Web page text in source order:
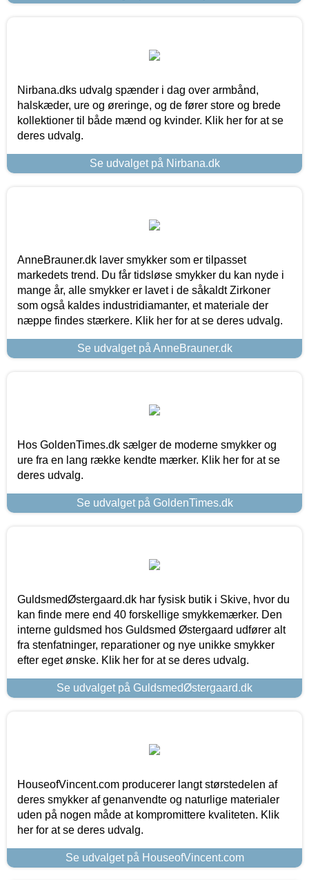
Nirbana.dks udvalg spænder i dag over armbånd,
halskæder, ure og øreringe, og de fører store og brede
kollektioner til både mænd og kvinder. Klik her for at se
deres udvalg.
Se udvalget på Nirbana.dk
AnneBrauner.dk laver smykker som er tilpasset
markedets trend. Du får tidsløse smykker du kan nyde i
mange år, alle smykker er lavet i de såkaldt Zirkoner
som også kaldes industridiamanter, et materiale der
næppe findes stærkere. Klik her for at se deres udvalg.
Se udvalget på AnneBrauner.dk
Hos GoldenTimes.dk sælger de moderne smykker og
ure fra en lang række kendte mærker. Klik her for at se
deres udvalg.
Se udvalget på GoldenTimes.dk
GuldsmedØstergaard.dk har fysisk butik i Skive, hvor du
kan finde mere end 40 forskellige smykkemærker. Den
interne guldsmed hos Guldsmed Østergaard udfører alt
fra stenfatninger, reparationer og nye unikke smykker
efter eget ønske. Klik her for at se deres udvalg.
Se udvalget på GuldsmedØstergaard.dk
HouseofVincent.com producerer langt størstedelen af
deres smykker af genanvendte og naturlige materialer
uden på nogen måde at kompromittere kvaliteten. Klik
her for at se deres udvalg.
Se udvalget på HouseofVincent.com